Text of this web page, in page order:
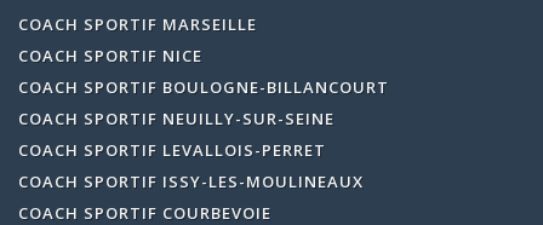
COACH SPORTIF MARSEILLE
COACH SPORTIF NICE
COACH SPORTIF BOULOGNE-BILLANCOURT
COACH SPORTIF NEUILLY-SUR-SEINE
COACH SPORTIF LEVALLOIS-PERRET
COACH SPORTIF ISSY-LES-MOULINEAUX
COACH SPORTIF COURBEVOIE